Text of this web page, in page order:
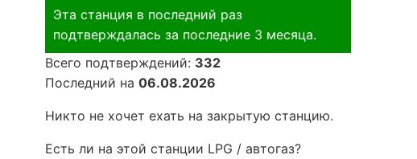
Эта станция в последний раз
подтверждалась за последние 3 месяца.
Всего подтверждений: 332
Последний на 06.08.2026
Никто не хочет ехать на закрытую станцию.
Есть ли на этой станции LPG / автогаз?